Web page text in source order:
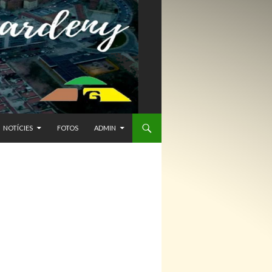
NOTÍCIES FOTOS ADMIN